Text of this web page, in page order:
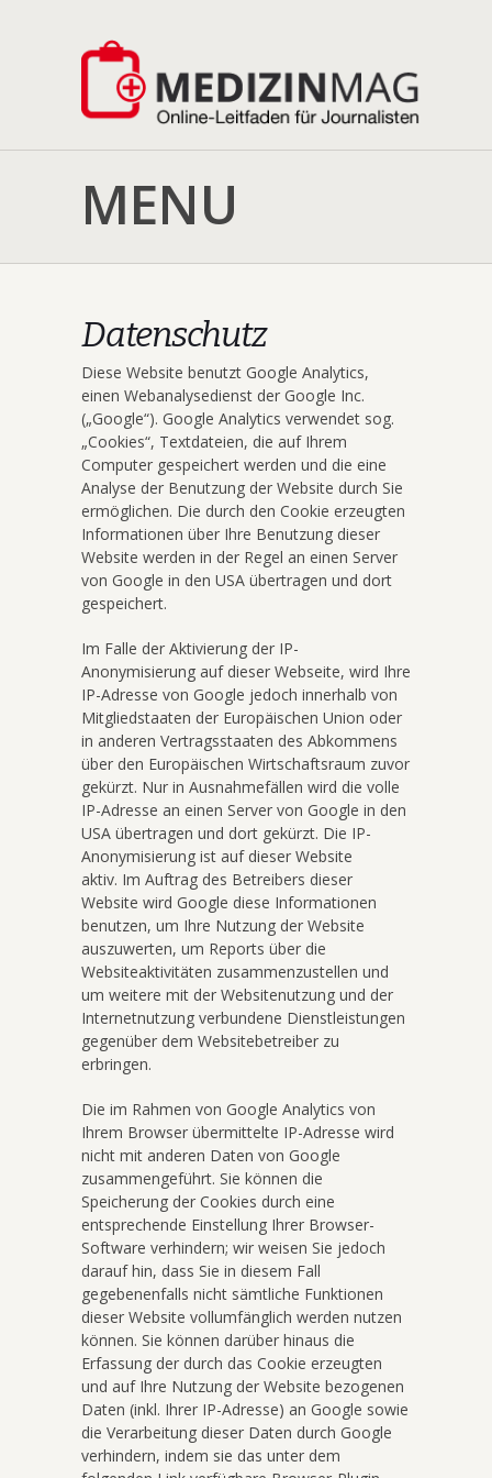
MENU
Datenschutz
Diese Website benutzt Google Analytics,
einen Webanalysedienst der Google Inc.
(„Google“). Google Analytics verwendet sog.
„Cookies“, Textdateien, die auf Ihrem
Computer gespeichert werden und die eine
Analyse der Benutzung der Website durch Sie
ermöglichen. Die durch den Cookie erzeugten
Informationen über Ihre Benutzung dieser
Website werden in der Regel an einen Server
von Google in den USA übertragen und dort
gespeichert.
Im Falle der Aktivierung der IP-
Anonymisierung auf dieser Webseite, wird Ihre
IP-Adresse von Google jedoch innerhalb von
Mitgliedstaaten der Europäischen Union oder
in anderen Vertragsstaaten des Abkommens
über den Europäischen Wirtschaftsraum zuvor
gekürzt. Nur in Ausnahmefällen wird die volle
IP-Adresse an einen Server von Google in den
USA übertragen und dort gekürzt. Die IP-
Anonymisierung ist auf dieser Website
aktiv. Im Auftrag des Betreibers dieser
Website wird Google diese Informationen
benutzen, um Ihre Nutzung der Website
auszuwerten, um Reports über die
Websiteaktivitäten zusammenzustellen und
um weitere mit der Websitenutzung und der
Internetnutzung verbundene Dienstleistungen
gegenüber dem Websitebetreiber zu
erbringen.
Die im Rahmen von Google Analytics von
Ihrem Browser übermittelte IP-Adresse wird
nicht mit anderen Daten von Google
zusammengeführt. Sie können die
Speicherung der Cookies durch eine
entsprechende Einstellung Ihrer Browser-
Software verhindern; wir weisen Sie jedoch
darauf hin, dass Sie in diesem Fall
gegebenenfalls nicht sämtliche Funktionen
dieser Website vollumfänglich werden nutzen
können. Sie können darüber hinaus die
Erfassung der durch das Cookie erzeugten
und auf Ihre Nutzung der Website bezogenen
Daten (inkl. Ihrer IP-Adresse) an Google sowie
die Verarbeitung dieser Daten durch Google
verhindern, indem sie das unter dem